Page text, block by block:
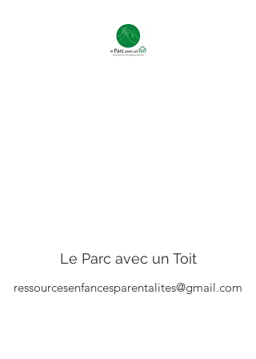
Le Parc avec un Toit
ressourcesenfancesparentalites@gmail.com